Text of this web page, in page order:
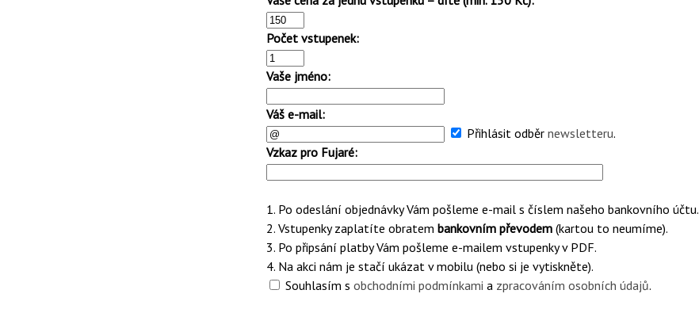
Počet vstupenek:
Vaše jméno:
Váš e-mail:
Přihlásit odběr newsletteru.
Vzkaz pro Fujaré:
1. Po odeslání objednávky Vám pošleme e-mail s číslem našeho bankovního účtu.
2. Vstupenky zaplatíte obratem bankovním převodem (kartou to neumíme).
3. Po připsání platby Vám pošleme e-mailem vstupenky v PDF.
4. Na akci nám je stačí ukázat v mobilu (nebo si je vytiskněte).
Souhlasím s obchodními podmínkami a zpracováním osobních údajů.